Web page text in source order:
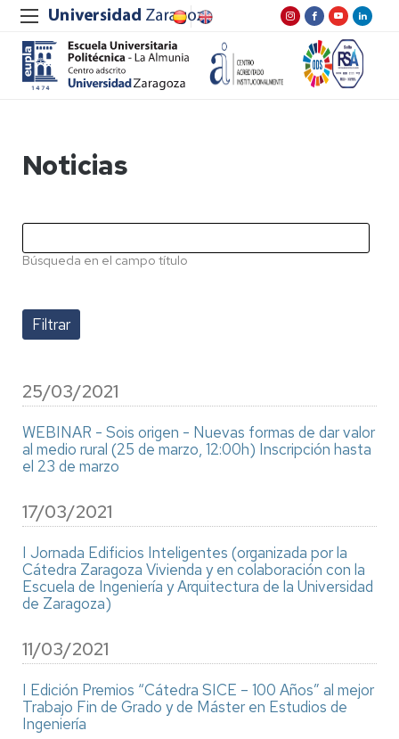
Noticias
Búsqueda en el campo título
25/03/2021
WEBINAR - Sois origen - Nuevas formas de dar valor
al medio rural (25 de marzo, 12:00h) Inscripción hasta
el 23 de marzo
17/03/2021
I Jornada Edificios Inteligentes (organizada por la
Cátedra Zaragoza Vivienda y en colaboración con la
Escuela de Ingeniería y Arquitectura de la Universidad
de Zaragoza)
11/03/2021
I Edición Premios “Cátedra SICE – 100 Años” al mejor
Trabajo Fin de Grado y de Máster en Estudios de
Ingeniería